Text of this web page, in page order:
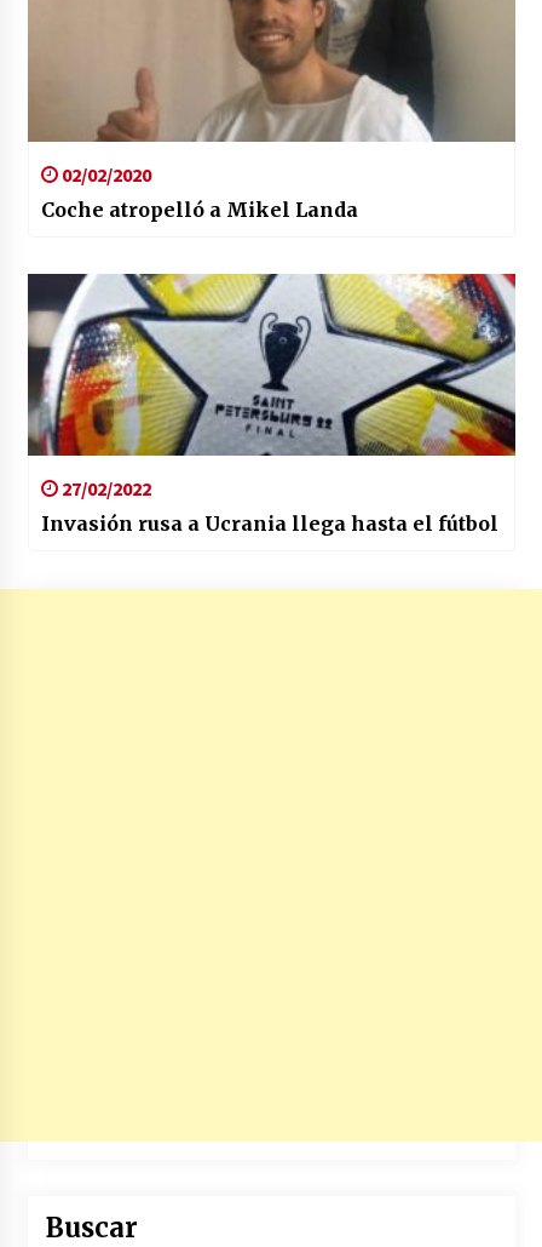
02/02/2020
Coche atropelló a Mikel Landa
27/02/2022
Invasión rusa a Ucrania llega hasta el fútbol
Buscar